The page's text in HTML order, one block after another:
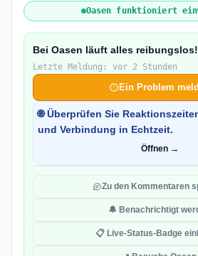
Oasen funktioniert
Bei Oasen läuft alles reibungslos!
Letzte Meldung: vor 2 Stunden
Ein Problem
🌐 Überprüfen Sie
und Verbindung in Echtzeit.
Öffnen →
Zu den Kommentaren
🔔 Benachrichtigt
📋 Live-Status-Badge